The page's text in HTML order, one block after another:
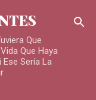
Que
Que Haya
Sería La